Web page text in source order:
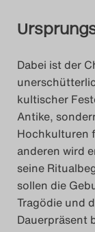
Dabei ist der
kultischer
Antike,
Hochkulturen
anderen wird
seine
sollen die
Tragödie und
Dauerpräsent